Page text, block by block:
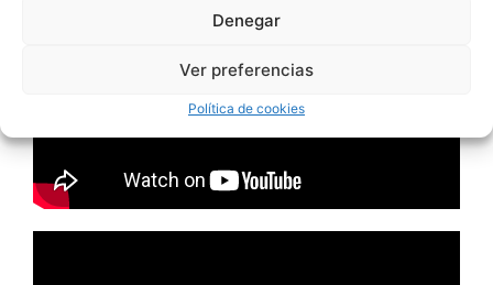
Denegar
Ver preferencias
Política de cookies